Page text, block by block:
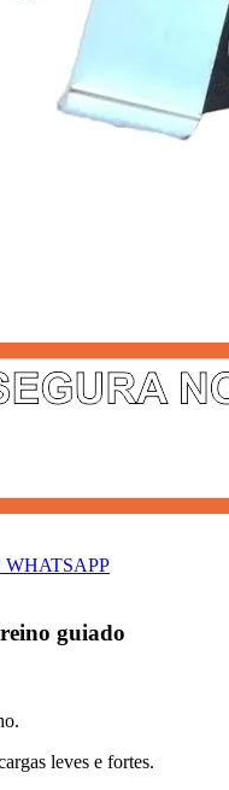
guiado
leves e fortes.